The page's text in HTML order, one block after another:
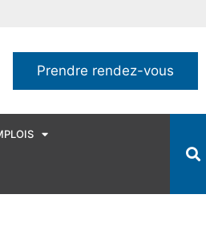
Prendre rendez-vous